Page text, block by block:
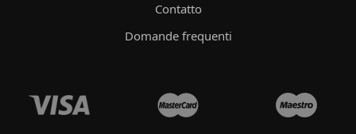
Contatto
Domande frequenti